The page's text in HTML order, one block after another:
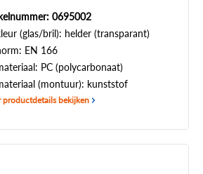
0695002
(glas/bril): helder (transparant)
EN 166
PC (polycarbonaat)
(montuur): kunststof
productdetails bekijken